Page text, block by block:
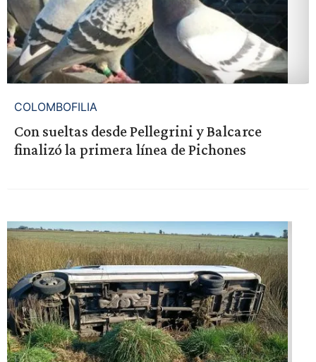
COLOMBOFILIA
Con sueltas desde Pellegrini y Balcarce
finalizó la primera línea de Pichones